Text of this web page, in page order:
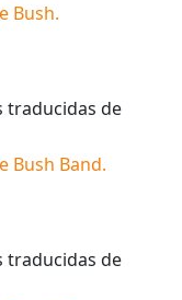
Bush.
traducidas de
Bush Band.
traducidas de